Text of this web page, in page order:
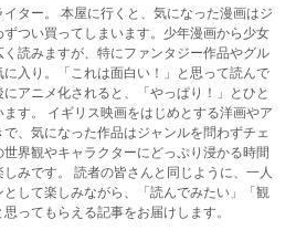
イター。 本屋に行くと、気になった漫画はジ
ずつい買ってしまいます。少年漫画から少女
読みますが、特にファンタジー作品やグル
に入り。「これは面白い！」と思って読んで
アニメ化されると、「やっぱり！」とひと
ます。 イギリス映画をはじめとする洋画やア
で、気になった作品はジャンルを問わずチェ
世界観やキャラクターにどっぷり浸かる時間
みです。 読者の皆さんと同じように、一人
して楽しみながら、「読んでみたい」「観
ってもらえる記事をお届けします。